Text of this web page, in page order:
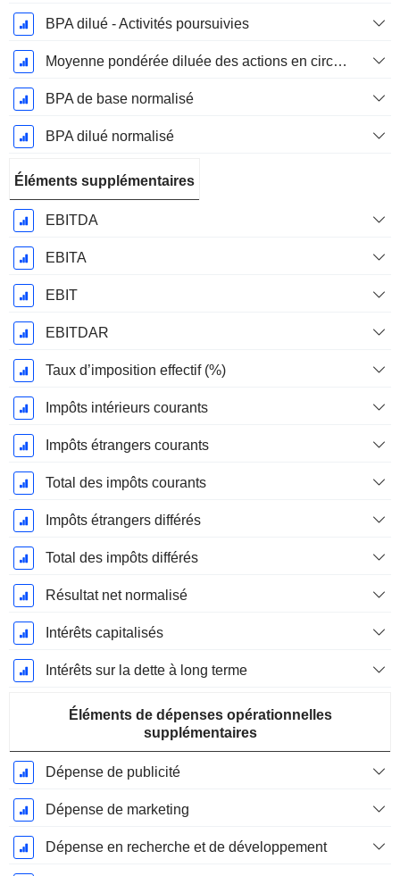
BPA dilué - Activités poursuivies
Moyenne pondérée diluée des actions en circulation
BPA de base normalisé
BPA dilué normalisé
Éléments supplémentaires
EBITDA
EBITA
EBIT
EBITDAR
Taux d’imposition effectif (%)
Impôts intérieurs courants
Impôts étrangers courants
Total des impôts courants
Impôts étrangers différés
Total des impôts différés
Résultat net normalisé
Intérêts capitalisés
Intérêts sur la dette à long terme
Éléments de dépenses opérationnelles
supplémentaires
Dépense de publicité
Dépense de marketing
Dépense en recherche et de développement